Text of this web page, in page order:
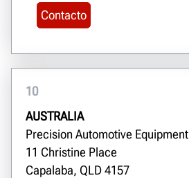
Contacto
10
AUSTRALIA
Precision Automotive Equipment
11 Christine Place
Capalaba, QLD 4157